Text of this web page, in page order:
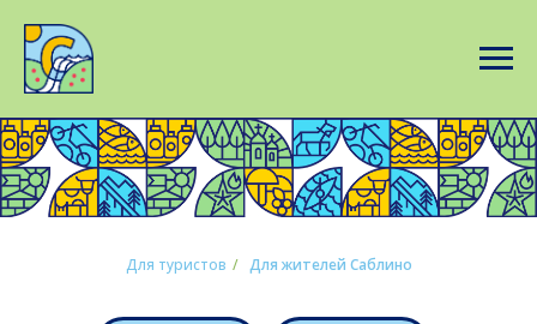
Для туристов / Для жителей Саблино